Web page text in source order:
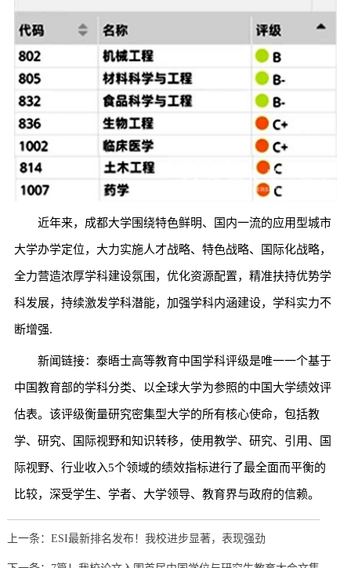
近年来，成都大学围绕特色鲜明、国内一流的应用型城市
大学办学定位，大力实施人才战略、特色战略、国际化战略，
全力营造浓厚学科建设氛围，优化资源配置，精准扶持优势学
科发展，持续激发学科潜能，加强学科内涵建设，学科实力不
断增强.
新闻链接：泰晤士高等教育中国学科评级是唯一一个基于
中国教育部的学科分类、以全球大学为参照的中国大学绩效评
估表。该评级衡量研究密集型大学的所有核心使命，包括教
学、研究、国际视野和知识转移，使用教学、研究、引用、国
际视野、行业收入5个领域的绩效指标进行了最全面而平衡的
比较，深受学生、学者、大学领导、教育界与政府的信赖。
上一条：ESI最新排名发布！我校进步显著，表现强劲